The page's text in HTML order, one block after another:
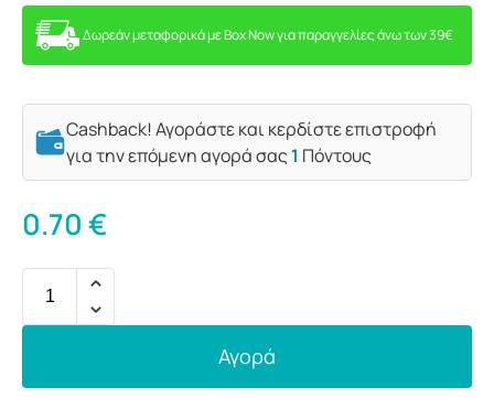
Δωρεάν μεταφορικά με Box Now για παραγγελίες άνω των 39€
Cashback! Αγοράστε και κερδίστε επιστροφή
για την επόμενη αγορά σας1 Πόντους
0.70€
Αγορά